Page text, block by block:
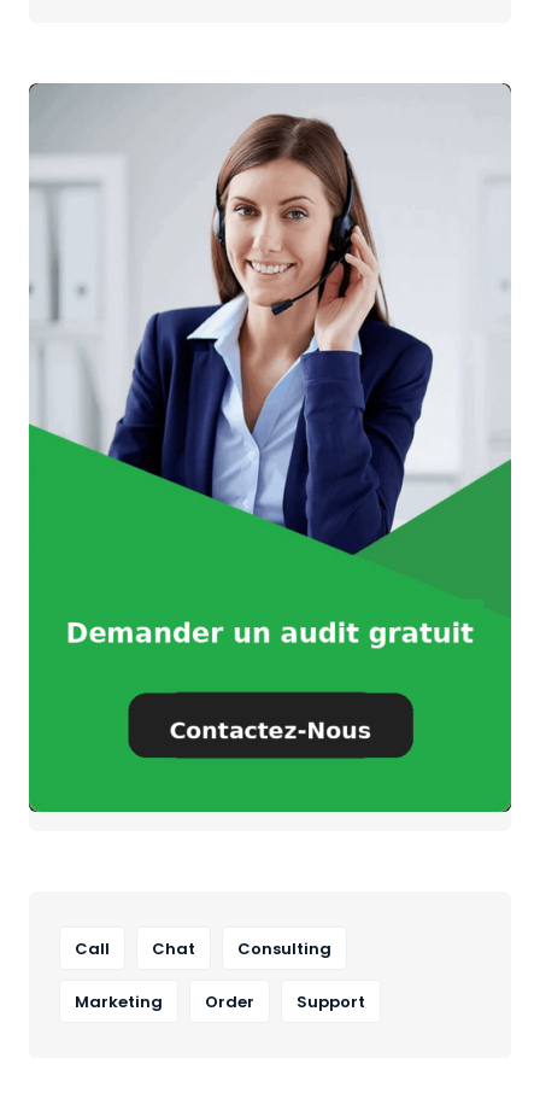
Call Chat Consulting
Marketing Order Support